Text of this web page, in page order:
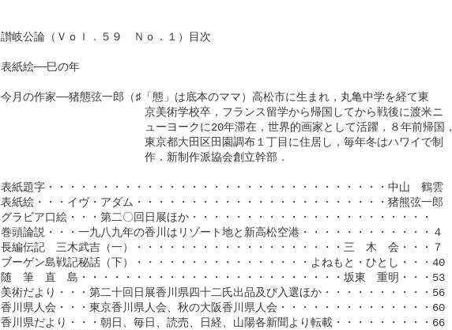
讃岐公論（Ｖｏｌ．５９　Ｎｏ．１）目次
表紙絵──巳の年
今月の作家──猪態弦一郎（♯「態」は底本のママ）高松市に生まれ，丸亀中学を経て東
京美術学校卒，フランス留学から帰国してから戦後に渡米ニ
ューヨークに20年滞在，世界的画家として活躍，８年前帰国，
東京都大田区田園調布１丁目に住居し，毎年冬はハワイで制
作．新制作派協会創立幹部．
表紙題字・・・・・・・・・・・・・・・・・・・・・・・・・・・・・・・中山　鶴雲
表紙絵・・・イヴ・アダム・・・・・・・・・・・・・・・・・・・・・・・猪熊弦一郎
グラビア口絵・・・第二〇回日展ほか・・・・・・・・・・・・・・・・・・・・・・
巻頭論説・・・一九八九年の香川はリゾート地と新高松空港・・・・・・・・・・・・４
長編伝記　三木武吉（一）・・・・・・・・・・・・・・・・・・・三　木　会・・・７
ブーゲン島戦記秘話（下）・・・・・・・・・・・・・・・・よねもと・ひとし・・・40
随　筆　直　島・・・・・・・・・・・・・・・・・・・・・・・・坂東　重明・・・53
美術だより・・・第二十回日展香川県四十二氏出品及び入選ほか・・・・・・・・・・56
香川県人会・・・東京香川県人会、秋の大阪香川県人会・・・・・・・・・・・・・・60
香川県だより・・・朝日、毎日、読売、日経、山陽各新聞より転載・・・・・・・・・66